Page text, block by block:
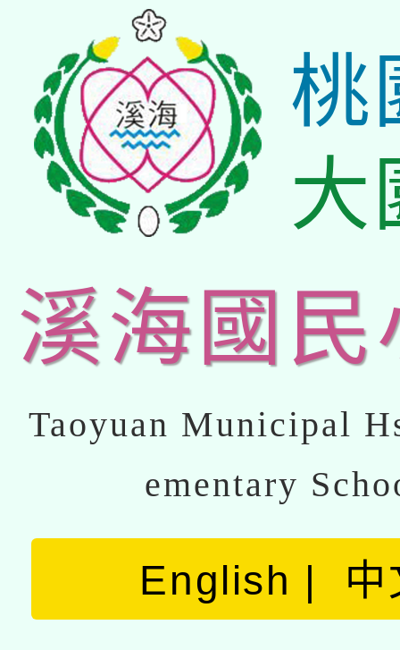
桃
大
溪海國民
Taoyuan Municipal
ementary
English 中